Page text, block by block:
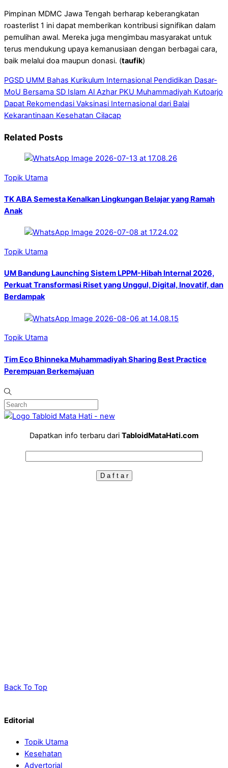
Pimpinan MDMC Jawa Tengah berharap keberangkatan
roasterlist 1 ini dapat memberikan kontribusi signifikan dalam
pemulihan awal. Mereka juga mengimbau masyarakat untuk
terus mendukung upaya kemanusiaan dengan berbagai cara,
baik melalui doa maupun donasi. (taufik)
PGSD UMM Bahas Kurikulum Internasional Pendidikan Dasar-
MoU Bersama SD Islam Al Azhar PKU Muhammadiyah Kutoarjo
Dapat Rekomendasi Vaksinasi Internasional dari Balai
Kekarantinaan Kesehatan Cilacap
Related Posts
Topik Utama
TK ABA Semesta Kenalkan Lingkungan Belajar yang Ramah
Anak
Topik Utama
UM Bandung Launching Sistem LPPM-Hibah Internal 2026,
Perkuat Transformasi Riset yang Unggul, Digital, Inovatif, dan
Berdampak
Topik Utama
Tim Eco Bhinneka Muhammadiyah Sharing Best Practice
Perempuan Berkemajuan
Dapatkan info terbaru dari TabloidMataHati.com
Back To Top
Editorial
Topik Utama
Kesehatan
Advertorial